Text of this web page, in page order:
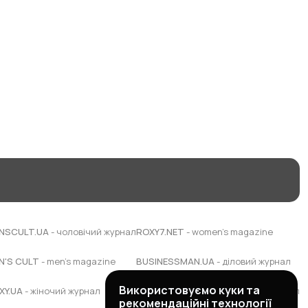
- чоловічий журнал
CULT - men's magazine
- жіночий журнал
ROXY7.NET - women's magazine
BUSINESSMAN.UA- діловий журнал
BUDUEMO.COM- будівельний портал
Використовуємо куки та
рекомендаційні технології